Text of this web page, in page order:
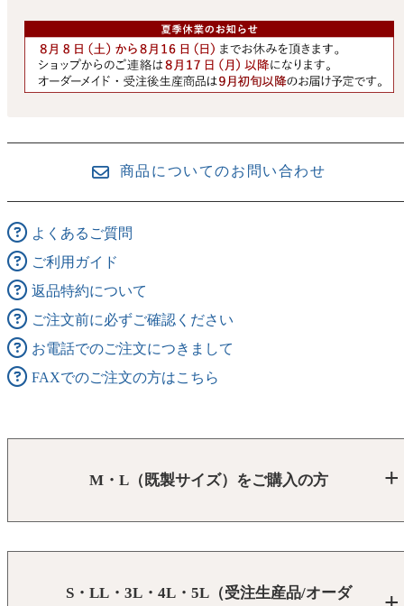
商品についてのお問い合わせ
よくあるご質問
ご利用ガイド
返品特約について
ご注文前に必ずご確認ください
お電話でのご注文につきまして
FAXでのご注文の方はこちら
M・L（既製サイズ）をご購入の方
S・LL・3L・4L・5L（受注生産品/オーダ